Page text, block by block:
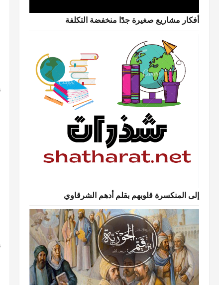
أفكار مشاريع صغيرة جدًا منخفضة التكلفة
إلى المنكسرة قلوبهم بقلم أدهم الشرقاوي